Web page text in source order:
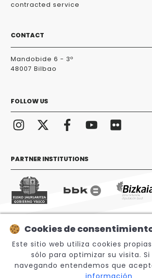
contracted service
CONTACT
Mandobide 6 - 3º
48007 Bilbao
FOLLOW US
PARTNER INSTITUTIONS
© 2026 Sabino Arana Fundazioa
Cookies de
Este sitio web utiliza cookies
sólo para optimizar su visita.
navegando entendemos que
información